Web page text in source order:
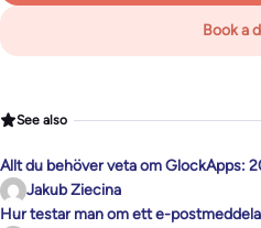
Book a
See also
Allt du behöver veta om GlockApps:
Jakub Ziecina
Hur testar man om ett e-